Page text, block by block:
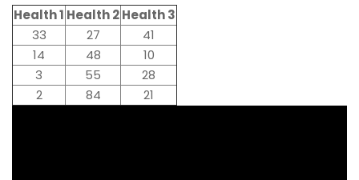
Health 1 Health 2Health 3
33
27
41
14
48
10
3
55
28
2
84 21